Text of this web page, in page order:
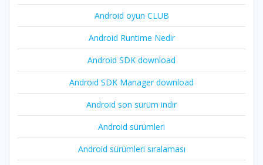
Android oyun CLUB
Android Runtime Nedir
Android SDK download
Android SDK Manager download
Android son sürüm indir
Android sürümleri
Android sürümleri sıralaması